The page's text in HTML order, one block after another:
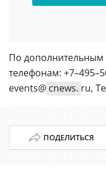
По
телефонам:
events@ cnews. ru,
ПОДЕЛИТЬСЯ